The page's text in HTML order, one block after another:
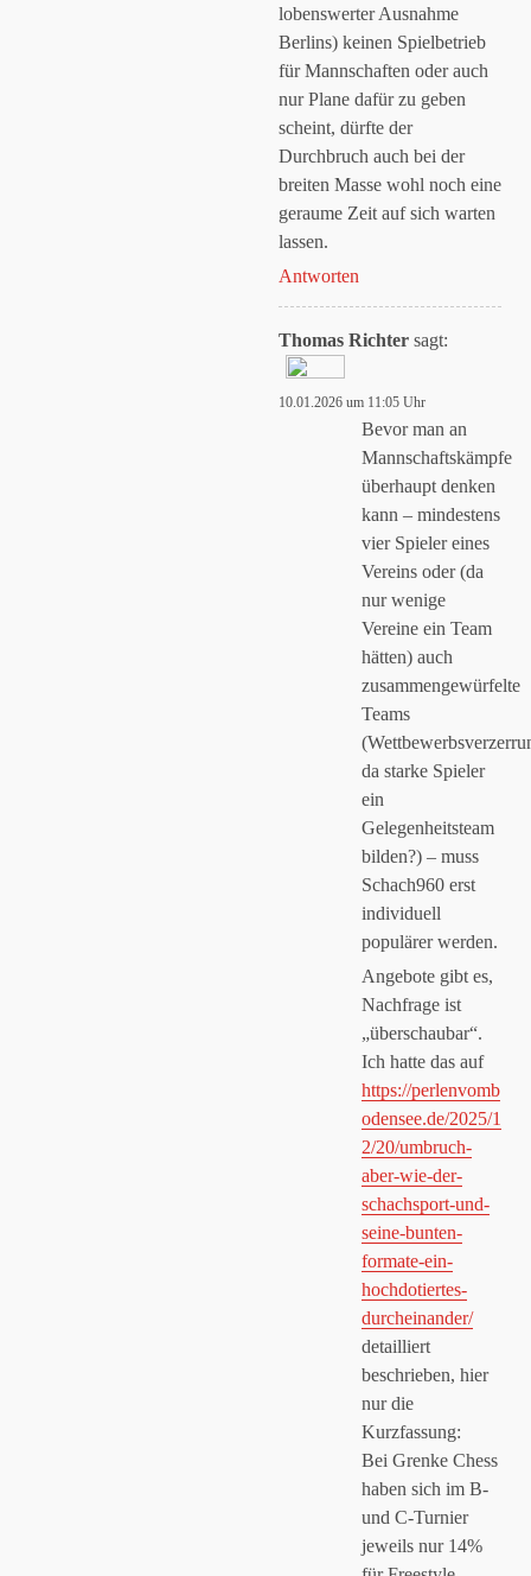
lobenswerter Ausnahme
Berlins) keinen Spielbetrieb
für Mannschaften oder auch
nur Plane dafür zu geben
scheint, dürfte der
Durchbruch auch bei der
breiten Masse wohl noch eine
geraume Zeit auf sich warten
lassen.
Antworten
Thomas Richter sagt:
Das „Echte-Person“-
Abzeichen!
Anti-Spam von CleanTalk
10.01.2026 um 11:05 Uhr
Bevor man an
Mannschaftskämpfe
überhaupt denken
kann – mindestens
vier Spieler eines
Vereins oder (da
nur wenige
Vereine ein Team
hätten) auch
zusammengewürfelte
Teams
da starke Spieler
ein
Gelegenheitsteam
bilden?) – muss
Schach960 erst
individuell
populärer werden.
Angebote gibt es,
Nachfrage ist
„überschaubar“.
Ich hatte das auf
https://perlenvomb
odensee.de/2025/1
2/20/umbruch-
aber-wie-der-
schachsport-und-
seine-bunten-
formate-ein-
hochdotiertes-
durcheinander/
detailliert
beschrieben, hier
nur die
Kurzfassung:
Bei Grenke Chess
haben sich im B-
und C-Turnier
jeweils nur 14%